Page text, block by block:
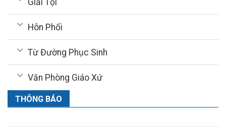
Hôn Phối
Từ Đường Phục Sinh
Văn Phòng Giáo Xứ
THÔNG BÁO